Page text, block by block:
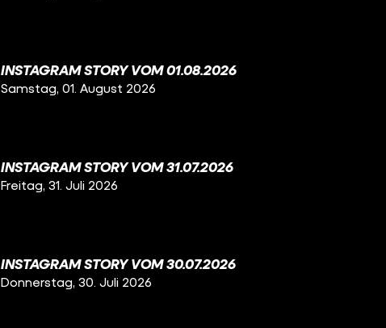
INSTAGRAM STORY VOM 01.08.2026
Samstag, 01. August 2026
INSTAGRAM STORY VOM 31.07.2026
Freitag, 31. Juli 2026
INSTAGRAM STORY VOM 30.07.2026
Donnerstag, 30. Juli 2026